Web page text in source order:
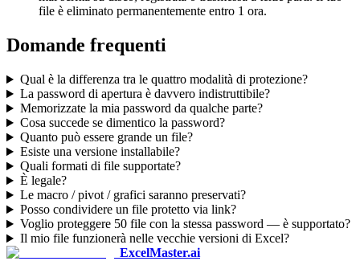
file è eliminato permanentemente entro 1 ora.
Domande frequenti
Qual è la differenza tra le quattro modalità di protezione?
La password di apertura è davvero indistruttibile?
Memorizzate la mia password da qualche parte?
Cosa succede se dimentico la password?
Quanto può essere grande un file?
Esiste una versione installabile?
Quali formati di file supportate?
È legale?
Le macro / pivot / grafici saranno preservati?
Posso condividere un file protetto via link?
Voglio proteggere 50 file con la stessa password — è supportato?
Il mio file funzionerà nelle vecchie versioni di Excel?
ExcelMaster.ai